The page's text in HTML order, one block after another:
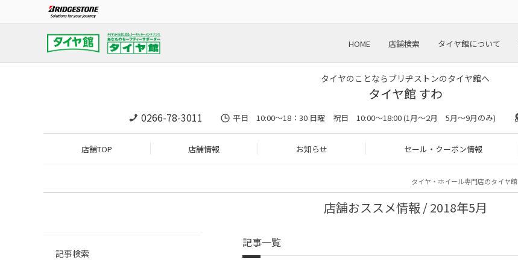
HOME 店舗検索 タイヤ館について
タイヤのことならブリヂストンのタイヤ館へ
タイヤ館 すわ
0266-78-3011 平日 10:00〜18：30 日曜 祝日 10:00〜18:00 (1月〜2月 5月〜9月のみ)
店舗TOP 店舗情報 お知らせ セール・クーポン情報
タイヤ・ホイール専門店のタイヤ館
店舗おススメ情報 / 2018年5月
記事一覧
記事検索